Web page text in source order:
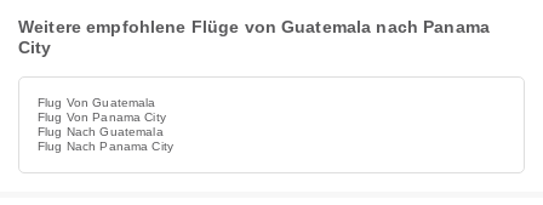
Weitere empfohlene Flüge von Guatemala nach Panama
City
Flug Von Guatemala
Flug Von Panama City
Flug Nach Guatemala
Flug Nach Panama City